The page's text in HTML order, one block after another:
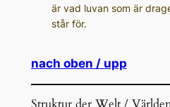
är vad luvan som är
står för.
nach oben / upp